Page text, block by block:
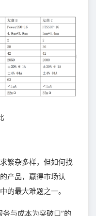
繁杂多样，但如何找
产品，赢得市场认
的最大难题之一。
与成本为突破口”的